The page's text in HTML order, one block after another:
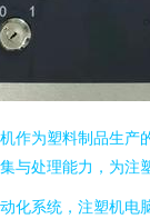
作为塑料制品生
与处理能力，为注
化系统，注塑机